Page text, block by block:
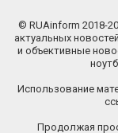
© RUAinform 2018-
актуальных
и объективные
Использование
Продолжая